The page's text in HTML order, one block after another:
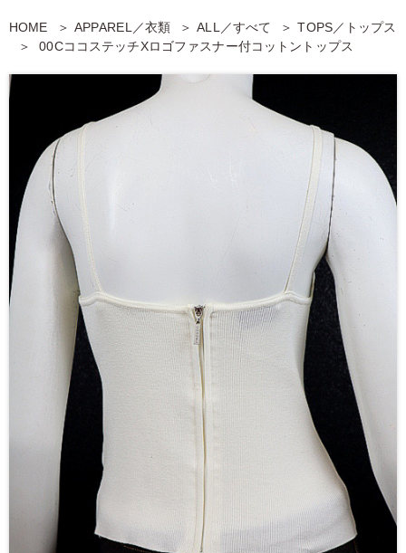
HOME APPAREL／衣類 ALL／すべて
TOPS／トップス
00CココステッチXロゴファスナー付コットントップス